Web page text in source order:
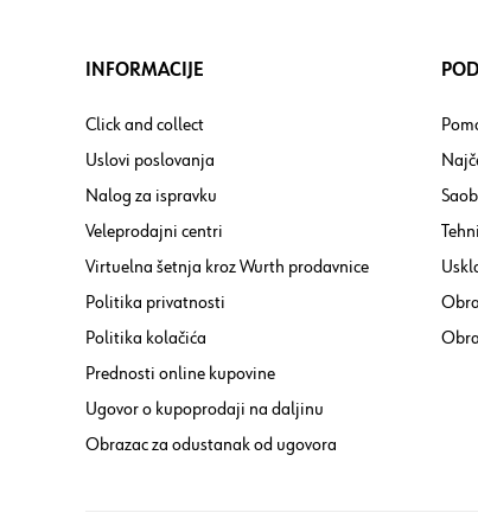
INFORMACIJE
Click and collect
Uslovi poslovanja
Nalog za ispravku
Veleprodajni centri
Virtuelna šetnja kroz Wurth prodavnice
Politika privatnosti
Politika kolačića
Prednosti online kupovine
Ugovor o kupoprodaji na daljinu
Obrazac za odustanak od ugovora